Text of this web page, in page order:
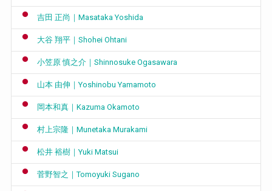
吉田 正尚｜Masataka Yoshida
大谷 翔平｜Shohei Ohtani
小笠原 慎之介｜Shinnosuke Ogasawara
山本 由伸｜Yoshinobu Yamamoto
岡本和真｜Kazuma Okamoto
村上宗隆｜Munetaka Murakami
松井 裕樹｜Yuki Matsui
菅野智之｜Tomoyuki Sugano